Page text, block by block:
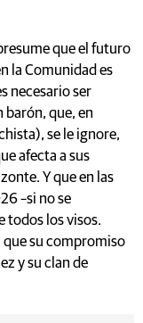
que el futuro
la Comunidad es
necesario ser
barón, que, en
se le ignore,
afecta a sus
Y que en las
–si no se
todos los visos.
que su compromiso
y su clan de